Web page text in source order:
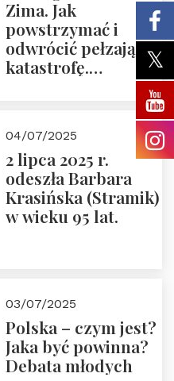
Zima. Jak
powstrzymać i
odwrócić pełzającą
katastrofę.
pierwsze spotkanie
Nowego
Ćwierćwiecza”
04/07/2025
2 lipca 2025 r.
odeszła Barbara
Krasińska (Stramik)
w wieku 95 lat.
03/07/2025
Polska – czym jest?
Jaka być powinna?
Debata młodych